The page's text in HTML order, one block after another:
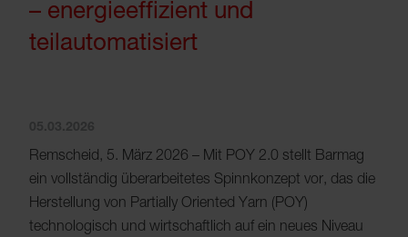
– energieeffizient und
teilautomatisiert
Remscheid, 5. März 2026 – Mit POY 2.0 stellt Barmag
ein vollständig überarbeitetes Spinnkonzept vor, das die
Herstellung von Partially Oriented Yarn (POY)
technologisch und wirtschaftlich auf ein neues Niveau